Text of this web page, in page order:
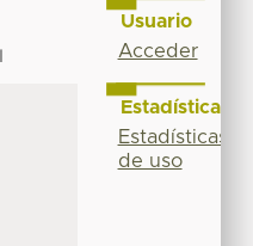
Usuario
Acceder
Estadísticas
Estadísticas
de uso